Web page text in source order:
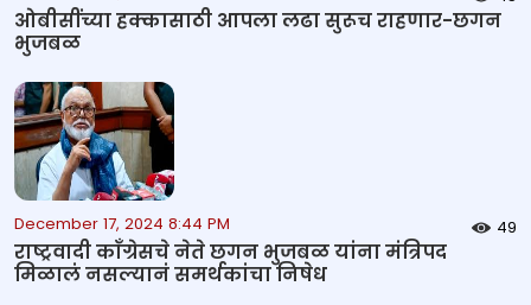
ओबीसींच्या हक्कासाठी आपला लढा सुरूच राहणार-छगन
भुजबळ
December 17, 2024 8:44 PM 49
राष्ट्रवादी काँग्रेसचे नेते छगन भुजबळ यांना मंत्रिपद
मिळालं नसल्यानं समर्थकांचा निषेध